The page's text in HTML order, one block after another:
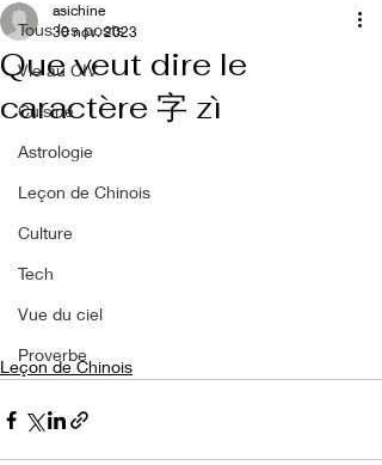
Tous les posts
Vie au CIV
Cuisine
Astrologie
Leçon de Chinois
Culture
Tech
Vue du ciel
Proverbe
Que veut dire le
caractère 字 zì
asichine
30 nov. 2023
Leçon de Chinois